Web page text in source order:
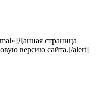
страница
версию сайта.[/alert]